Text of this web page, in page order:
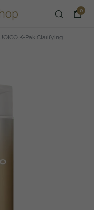
0
JOICO K-Pak Clarifying